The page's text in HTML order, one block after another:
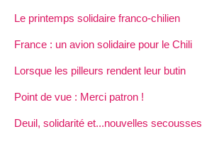
Le printemps solidaire franco-chilien
France : un avion solidaire pour le Chili
Lorsque les pilleurs rendent leur butin
Point de vue : Merci patron !
Deuil, solidarité et...nouvelles secousses